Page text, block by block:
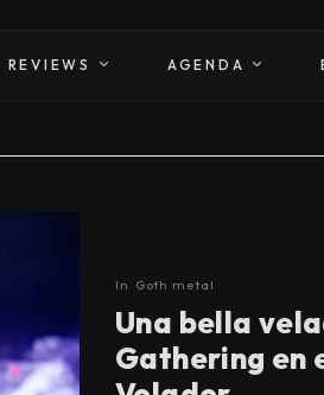
REVIEWS AGENDA
In Goth metal
Una bella
Gathering en